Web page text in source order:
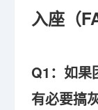
入座（
Q1：如果
有必要搞